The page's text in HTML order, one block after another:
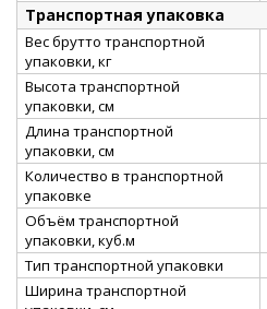
Транспортная упаковка
Вес брутто транспортной
упаковки, кг
Высота транспортной
упаковки, см
Длина транспортной
упаковки, см
Количество в транспортной
упаковке
Объём транспортной
упаковки, куб.м
Тип транспортной упаковки
Ширина транспортной